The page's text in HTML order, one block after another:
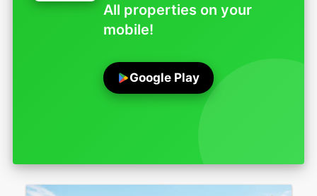
All properties on your
mobile!
Google Play